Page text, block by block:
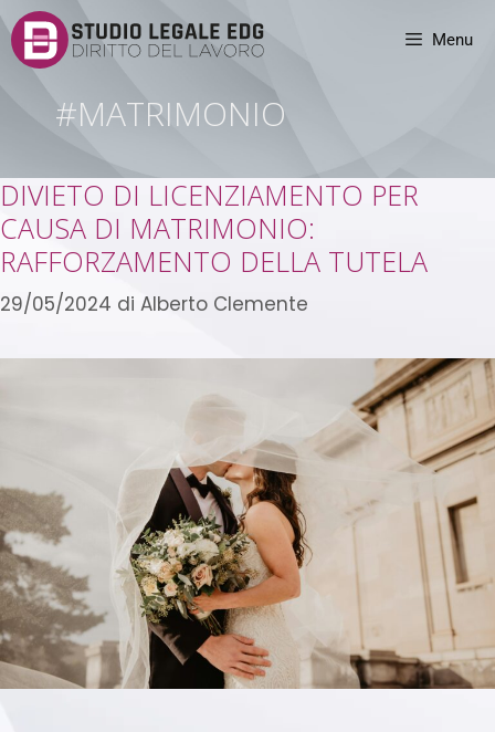
Menu
#MATRIMONIO
DIVIETO DI LICENZIAMENTO PER
CAUSA DI MATRIMONIO:
RAFFORZAMENTO DELLA TUTELA
29/05/2024 di Alberto Clemente